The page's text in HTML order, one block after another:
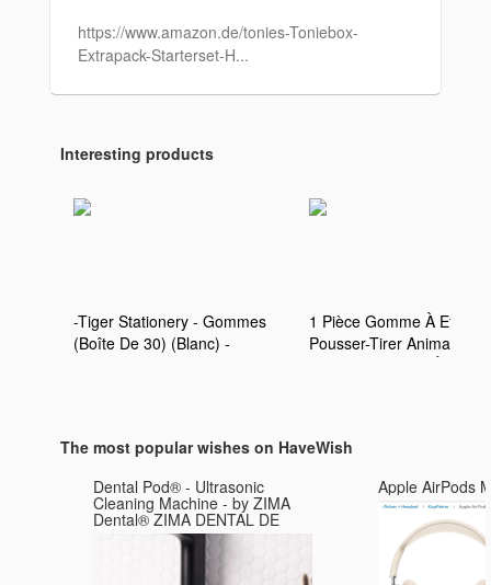
https://www.amazon.de/tonies-Toniebox-
Extrapack-Starterset-H...
Interesting products
-Tiger Stationery - Gommes
(Boîte De 30) (Blanc) -
1 Pièce Gomme À Effacer
Pousser-Tirer Animal
The most popular wishes on HaveWish
Dental Pod® - Ultrasonic
Cleaning Machine - by ZIMA
Dental® ZIMA DENTAL DE
Apple AirPods